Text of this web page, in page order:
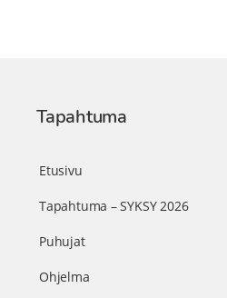
Tapahtuma
Etusivu
Tapahtuma – SYKSY 2026
Puhujat
Ohjelma